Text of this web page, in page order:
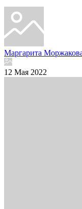
Маргарита
12 Мая 2022